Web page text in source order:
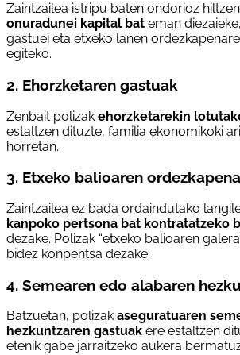
Zaintzailea istripu baten ondorioz
onuradunei kapital bat eman
gastuei eta etxeko lanen
egiteko.
2. Ehorzketaren gastuak
Zenbait polizak ehorzketarekin
estaltzen dituzte, familia ekonomikoki
horretan.
3. Etxeko balioaren ordezkapena
Zaintzailea ez bada ordaindutako
kanpoko pertsona bat kontratatzeko
dezake. Polizak “etxeko balioaren
bidez konpentsa dezake.
4. Semearen edo alabaren
Batzuetan, polizak aseguratuaren
hezkuntzaren gastuak ere estaltzen
etenik gabe jarraitzeko aukera